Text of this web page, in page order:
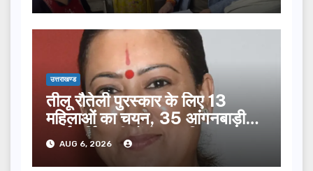
उत्तराखण्ड
तीलू रौतेली पुरस्कार के लिए 13
महिलाओं का चयन, 35 आंगनबाड़ी
कार्यकर्तियां भी होंगी सम्मानित…
AUG 6, 2026